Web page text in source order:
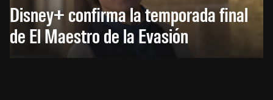
Disney+ confirma la temporada final
de El Maestro de la Evasión